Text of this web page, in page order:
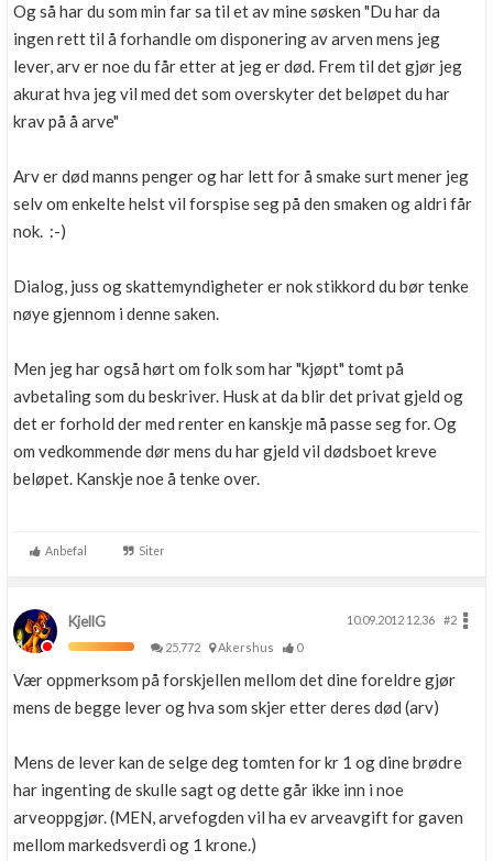
Og så har du som min far sa til et av mine søsken "Du har da
ingen rett til å forhandle om disponering av arven mens jeg
lever, arv er noe du får etter at jeg er død. Frem til det gjør jeg
akurat hva jeg vil med det som overskyter det beløpet du har
krav på å arve"
Arv er død manns penger og har lett for å smake surt mener jeg
selv om enkelte helst vil forspise seg på den smaken og aldri får
nok. :-)
Dialog, juss og skattemyndigheter er nok stikkord du bør tenke
nøye gjennom i denne saken.
Men jeg har også hørt om folk som har "kjøpt" tomt på
avbetaling som du beskriver. Husk at da blir det privat gjeld og
det er forhold der med renter en kanskje må passe seg for. Og
om vedkommende dør mens du har gjeld vil dødsboet kreve
beløpet. Kanskje noe å tenke over.
Anbefal Siter
KjellG 10.09.2012 12.36
#2
25,772
Akershus 0
Vær oppmerksom på forskjellen mellom det dine foreldre gjør
mens de begge lever og hva som skjer etter deres død (arv)
Mens de lever kan de selge deg tomten for kr 1 og dine brødre
har ingenting de skulle sagt og dette går ikke inn i noe
arveoppgjør. (MEN, arvefogden vil ha ev arveavgift for gaven
mellom markedsverdi og 1 krone.)